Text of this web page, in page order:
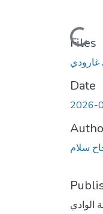
Loading...
Files
Date
2026-
سلام